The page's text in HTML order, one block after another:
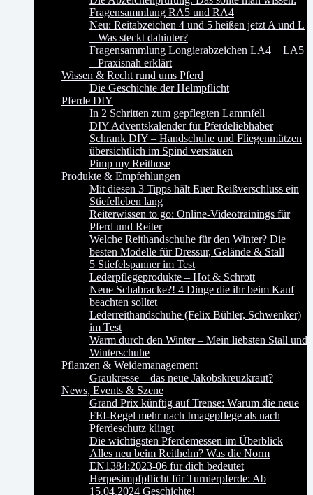
Fragensammlung RA5 und RA4
Neu: Reitabzeichen 4 und 5 heißen jetzt A und L
– Was steckt dahinter?
Fragensammlung Longierabzeichen LA4 + LA5
– Praxisnah erklärt
Wissen & Recht rund ums Pferd
Die Geschichte der Helmpflicht
Pferde DIY
In 2 Schritten zum gepflegten Lammfell
DIY Adventskalender für Pferdeliebhaber
Schrank DIY – Handschuhe und Fliegenmützen
übersichtlich im Spind verstauen
Pimp my Reithose
Produkte & Empfehlungen
Mit diesen 3 Tipps hält Euer Reißverschluss ein
Stiefelleben lang
Reiterwissen to go: Online-Videotrainings für
Pferd und Reiter
Welche Reithandschuhe für den Winter? Die
besten Modelle für Dressur, Gelände & Stall
5 Stiefelspanner im Test
Lederpflegeprodukte – Hot & Schrott
Neue Schabracke?! 4 Dinge die ihr beim Kauf
beachten solltet
Lederreithandschuhe (Felix Bühler, Schwenker)
im Test
Warm durch den Winter – Mein liebsten Stall und
Winterschuhe
Pflanzen & Weidemanagement
Graukresse – das neue Jakobskreuzkraut?
News, Events & Szene
Grand Prix künftig auf Trense: Warum die neue
FEI-Regel mehr nach Imagepflege als nach
Pferdeschutz klingt
Die wichtigsten Pferdemessen im Überblick
Alles neu beim Reithelm? Was die Norm
EN1384:2023-06 für dich bedeutet
Herpesimpfpflicht für Turnierpferde: Ab
15.04.2024 Geschichte!